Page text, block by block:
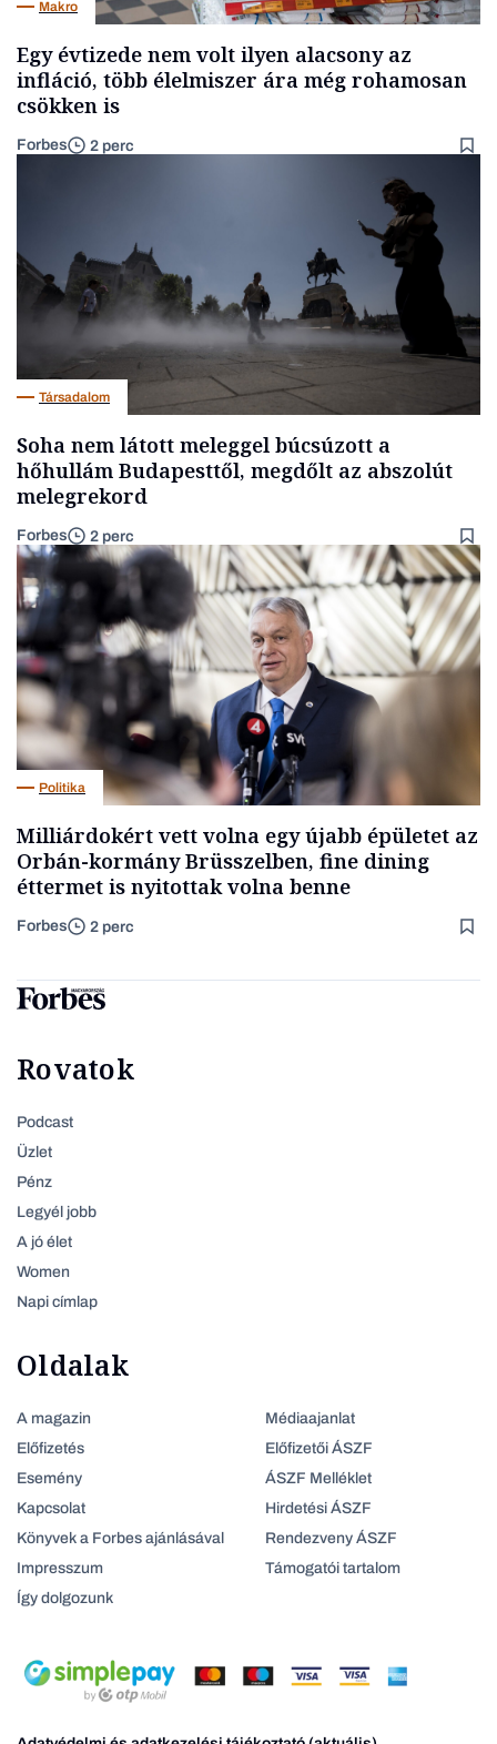
Makro
Egy évtizede nem volt ilyen alacsony az
infláció, több élelmiszer ára még rohamosan
csökken is
Forbes 2 perc
Társadalom
Soha nem látott meleggel búcsúzott a
hőhullám Budapesttől, megdőlt az abszolút
melegrekord
Forbes 2 perc
Politika
Milliárdokért vett volna egy újabb épületet az
Orbán-kormány Brüsszelben, fine dining
éttermet is nyitottak volna benne
Forbes 2 perc
Rovatok
Podcast
Üzlet
Pénz
Legyél jobb
A jó élet
Women
Napi címlap
Oldalak
A magazin
Előfizetés
Esemény
Kapcsolat
Könyvek a Forbes ajánlásával
Impresszum
Így dolgozunk
Médiaajanlat
Előfizetői ÁSZF
ÁSZF Melléklet
Hirdetési ÁSZF
Rendezveny ÁSZF
Támogatói tartalom